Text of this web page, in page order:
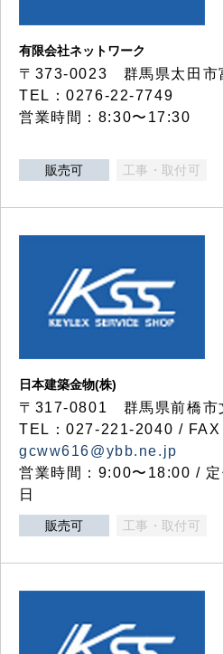
有限会社ネットワーク
〒373-0023 群馬県太田市
TEL：0276-22-7749
営業時間：8:30〜17:30
販売可 工事・取付可
日本建築金物(株)
〒317‐0801 群馬県前橋市
TEL：027-221-2040 /
gcww616@ybb.ne.jp
営業時間：9:00〜18:00 / 定
日
販売可 工事・取付可